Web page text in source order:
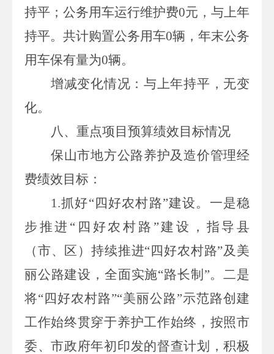
持平；公务用车运行维护费0元，与上年
持平。共计购置公务用车0辆，年末公务
用车保有量为0辆。
增减变化情况：与上年持平，无变
化。
八、重点项目预算绩效目标情况
保山市地方公路养护及造价管理经
费绩效目标：
1.抓好“四好农村路”建设。一是稳
步推进“四好农村路”建设，指导县
（市、区）持续推进“四好农村路”及美
丽公路建设，全面实施“路长制”。二是
将“四好农村路”“美丽公路”示范路创建
工作始终贯穿于养护工作始终，按照市
委、市政府年初印发的督查计划，积极